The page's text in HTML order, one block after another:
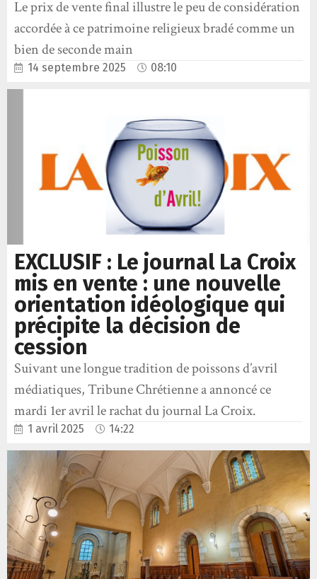
Le prix de vente final illustre le peu de considération
accordée à ce patrimoine religieux bradé comme un
bien de seconde main
14 septembre 2025 08:10
EXCLUSIF : Le journal La Croix
mis en vente : une nouvelle
orientation idéologique qui
précipite la décision de
cession
Suivant une longue tradition de poissons d’avril
médiatiques, Tribune Chrétienne a annoncé ce
mardi 1er avril le rachat du journal La Croix.
1 avril 2025 14:22